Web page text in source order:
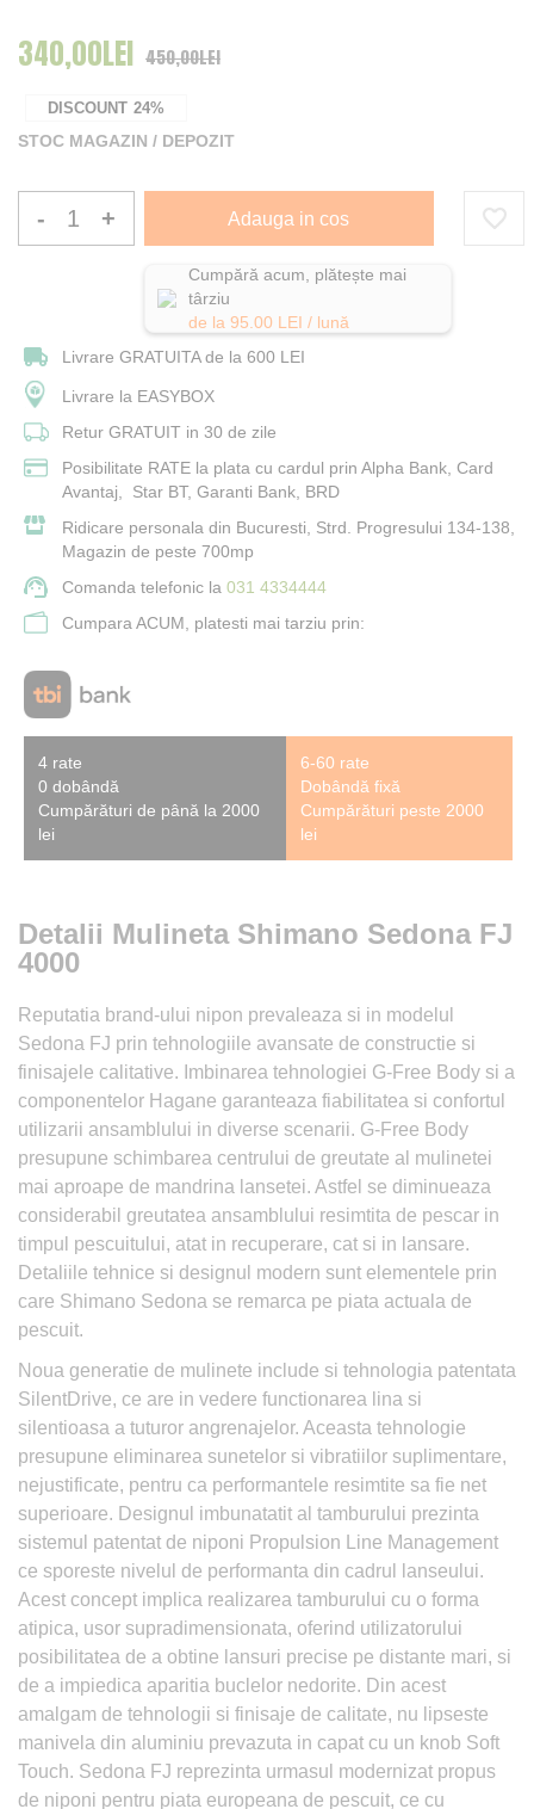
450,00LEI
Pret Special
340,00LEI
STOC MAGAZIN / DEPOZIT
DISCOUNT 24%
- + Adauga in cos
Cumpără acum, plătește mai
târziu
de la 95.00 LEI / lună
Livrare GRATUITA de la 600 LEI
Livrare la EASYBOX
Retur GRATUIT in 30 de zile
Posibilitate RATE la plata cu cardul prin Alpha Bank, Card
Avantaj, Star BT, Garanti Bank, BRD
Ridicare personala din Bucuresti, Strd. Progresului 134-138,
Magazin de peste 700mp
Comanda telefonic la 031 4334444
Cumpara ACUM, platesti mai tarziu prin:
4 rate
0 dobândă
Cumpărături de până la 2000
lei
6-60 rate
Dobândă fixă
Cumpărături peste 2000
lei
Detalii Mulineta Shimano Sedona FJ
4000
Reputatia brand-ului nipon prevaleaza si in modelul
Sedona FJ prin tehnologiile avansate de constructie si
finisajele calitative. Imbinarea tehnologiei G-Free Body si a
componentelor Hagane garanteaza fiabilitatea si confortul
utilizarii ansamblului in diverse scenarii. G-Free Body
presupune schimbarea centrului de greutate al mulinetei
mai aproape de mandrina lansetei. Astfel se diminueaza
considerabil greutatea ansamblului resimtita de pescar in
timpul pescuitului, atat in recuperare, cat si in lansare.
Detaliile tehnice si designul modern sunt elementele prin
care Shimano Sedona se remarca pe piata actuala de
pescuit.
Noua generatie de mulinete include si tehnologia patentata
SilentDrive, ce are in vedere functionarea lina si
silentioasa a tuturor angrenajelor. Aceasta tehnologie
presupune eliminarea sunetelor si vibratiilor suplimentare,
nejustificate, pentru ca performantele resimtite sa fie net
superioare. Designul imbunatatit al tamburului prezinta
sistemul patentat de niponi Propulsion Line Management
ce sporeste nivelul de performanta din cadrul lanseului.
Acest concept implica realizarea tamburului cu o forma
atipica, usor supradimensionata, oferind utilizatorului
posibilitatea de a obtine lansuri precise pe distante mari, si
de a impiedica aparitia buclelor nedorite. Din acest
amalgam de tehnologii si finisaje de calitate, nu lipseste
manivela din aluminiu prevazuta in capat cu un knob Soft
Touch. Sedona FJ reprezinta urmasul modernizat propus
de niponi pentru piata europeana de pescuit, ce cu